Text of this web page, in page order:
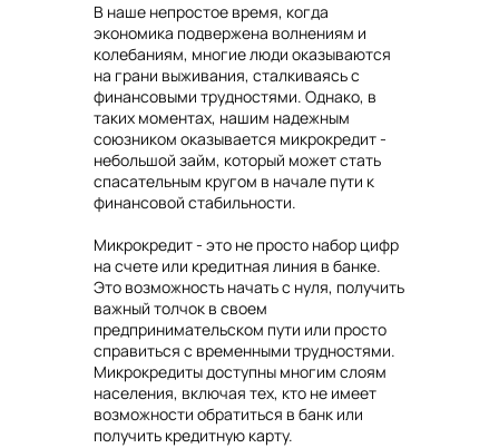
В наше непростое время, когда
экономика подвержена волнениям и
колебаниям, многие люди оказываются
на грани выживания, сталкиваясь с
финансовыми трудностями. Однако, в
таких моментах, нашим надежным
союзником оказывается микрокредит -
небольшой займ, который может стать
спасательным кругом в начале пути к
финансовой стабильности.
Микрокредит - это не просто набор цифр
на счете или кредитная линия в банке.
Это возможность начать с нуля, получить
важный толчок в своем
предпринимательском пути или просто
справиться с временными трудностями.
Микрокредиты доступны многим слоям
населения, включая тех, кто не имеет
возможности обратиться в банк или
получить кредитную карту.